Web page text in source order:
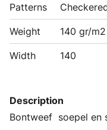
Patterns
Weight 140 gr/m2
Width 140
Description
Bontweef soepel en